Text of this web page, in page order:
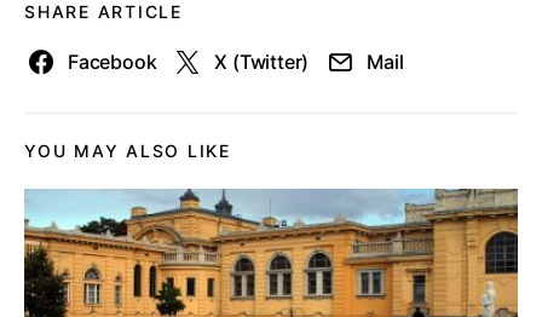
SHARE ARTICLE
Facebook X (Twitter) Mail
YOU MAY ALSO LIKE